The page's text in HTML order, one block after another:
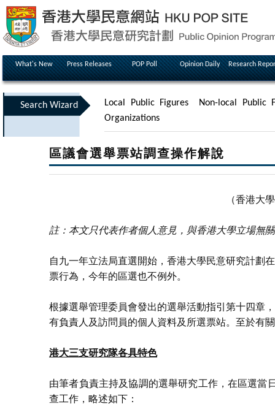
What's New Press Releases POP Poll Opinion Daily Research
Search Wizard Local Public Figures
Non-local Public
Organizations
區議會選舉票站調查操作解說
（香港大
註：本文只代表作者個人意見，與香港大學立場無
自九一年立法局直選開始，香港大學民意研究計劃
票行為，今年的區選也不例外。
根據選舉管理委員會發出的選舉活動指引第十四章
有負責人及訪問員的個人資料及所選票站。至於有
港大三支研究隊各具特色
由筆者負責主持及協調的選舉研究工作，在區選當
查工作，略述如下：